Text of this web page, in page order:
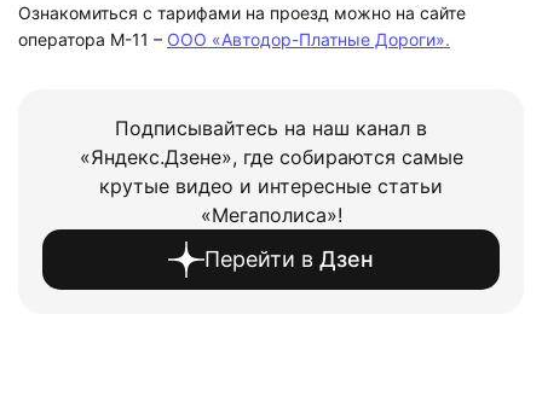
Ознакомиться с тарифами на проезд можно на сайте
оператора М-11 – ООО «Автодор-Платные Дороги».
Подписывайтесь на наш канал в
«Яндекс.Дзене», где собираются самые
крутые видео и интересные статьи
«Мегаполиса»!
Перейти в Дзен